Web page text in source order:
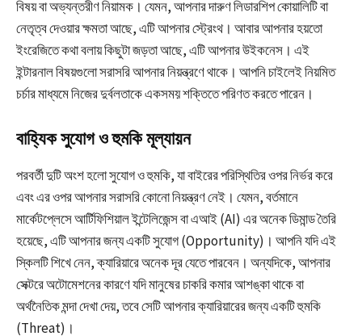
বিষয় বা অভ্যন্তরীণ নিয়ামক। যেমন, আপনার দারুণ লিডারশিপ কোয়ালিটি বা
নেতৃত্ব দেওয়ার ক্ষমতা আছে, এটি আপনার স্ট্রেংথ। আবার আপনার হয়তো
ইংরেজিতে কথা বলায় কিছুটা জড়তা আছে, এটি আপনার উইকনেস। এই
ইন্টারনাল বিষয়গুলো সরাসরি আপনার নিয়ন্ত্রণে থাকে। আপনি চাইলেই নিয়মিত
চর্চার মাধ্যমে নিজের দুর্বলতাকে একসময় শক্তিতে পরিণত করতে পারেন।
বাহ্যিক সুযোগ ও হুমকি মূল্যায়ন
পরবর্তী দুটি অংশ হলো সুযোগ ও হুমকি, যা বাইরের পরিস্থিতির ওপর নির্ভর করে
এবং এর ওপর আপনার সরাসরি কোনো নিয়ন্ত্রণ নেই। যেমন, বর্তমানে
মার্কেটপ্লেসে আর্টিফিশিয়াল ইন্টেলিজেন্স বা এআই (AI) এর অনেক ডিমান্ড তৈরি
হয়েছে, এটি আপনার জন্য একটি সুযোগ (Opportunity)। আপনি যদি এই
স্কিলটি শিখে নেন, ক্যারিয়ারে অনেক দূর যেতে পারবেন। অন্যদিকে, আপনার
সেক্টরে অটোমেশনের কারণে যদি মানুষের চাকরি কমার আশঙ্কা থাকে বা
অর্থনৈতিক মন্দা দেখা দেয়, তবে সেটি আপনার ক্যারিয়ারের জন্য একটি হুমকি
(Threat)।